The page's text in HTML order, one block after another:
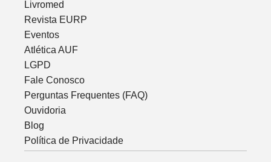
Livromed
Revista EURP
Eventos
Atlética AUF
LGPD
Fale Conosco
Perguntas Frequentes (FAQ)
Ouvidoria
Blog
Política de Privacidade